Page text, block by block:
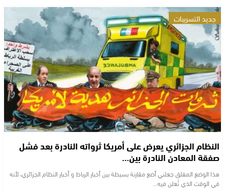
جديد التسريبات
النظام الجزائري يعرض على أمريكا ثرواته النادرة بعد فشل
صفقة المعادن النادرة بين…
هذا الوضع المقلق جعلني أضع مقارنة بسيطة بين أخبار الرباط و أخبار النظام الجزائري، لأنه
في الوقت الذي تُعلن فيه…